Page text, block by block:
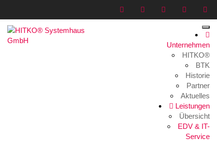
Unternehmen
HITKO®
BTK
Historie
Partner
Aktuelles
Leistungen
Übersicht
EDV & IT-
Service